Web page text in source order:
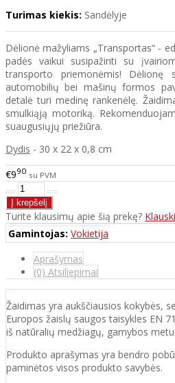
Turimas kiekis: Sandėlyje
Dėlionė mažyliams „Transportas“ -
padės vaikui susipažinti su
transporto priemonėmis! Dėlionę
automobilių bei mašinų formos
detalė turi medinę rankenėlę.
smulkiąją motoriką.
suaugusiųjų priežiūra.
Dydis - 30 x 22 x 0,8 cm
€990 su PVM
Turite klausimų apie šią prekę?
Gamintojas: Vokietija
Aprašymas
(0) Atsiliepimai
Žaidimas yra aukščiausios kokybės,
Europos žaislų saugos taisykles EN
iš natūralių medžiagų, gamybos
Produkto aprašymas yra bendro
paminėtos visos produkto savybės.